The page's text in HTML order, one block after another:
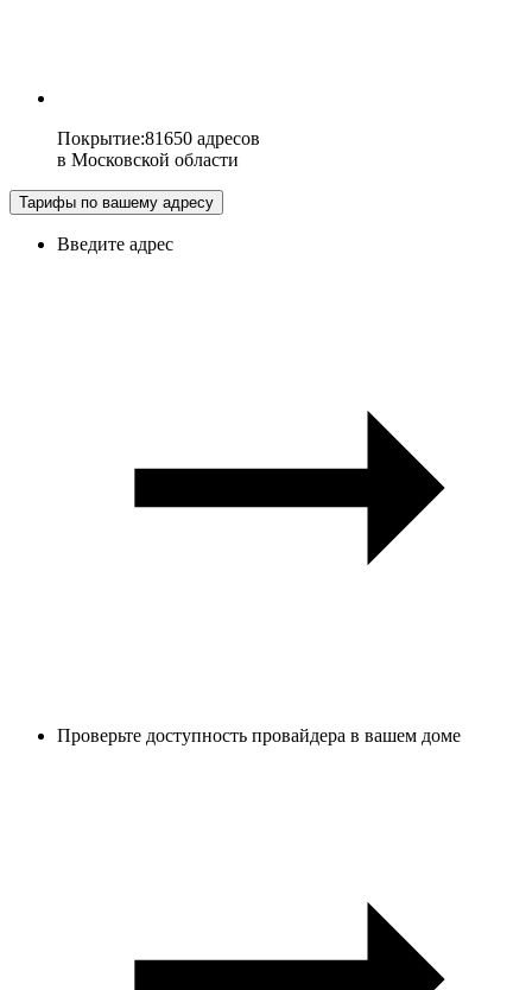
Покрытие:81650 адресов
в Московской области
Тарифы по вашему адресу
Введите адрес
Проверьте доступность провайдера в вашем доме